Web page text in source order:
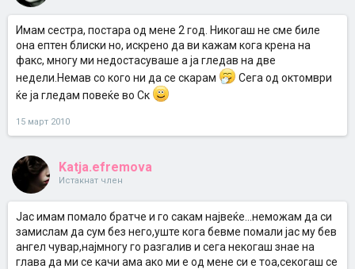
Имам сестра, постара од мене 2 год. Никогаш не сме биле
она ептен блиски но, искрено да ви кажам кога крена на
факс, многу ми недостасуваше а ја гледав на две
недели.Немав со кого ни да се скарам
Сега од октомври
ќе ја гледам повеќе во Ск
15 март 2010
Katja.efremova
Истакнат член
Јас имам помало братче и го сакам највеќе...неможам да си
замислам да сум без него,уште кога бевме помали јас му бев
ангел чувар,најмногу го разгалив и сега некогаш знае на
глава да ми се качи ама ако ми е од мене си е тоа,секогаш се